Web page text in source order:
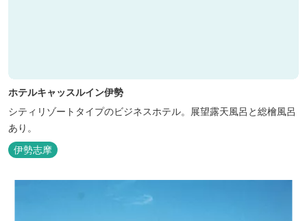
ホテルキャッスルイン伊勢
シティリゾートタイプのビジネスホテル。展望露天風呂と総檜風呂
あり。
伊勢志摩